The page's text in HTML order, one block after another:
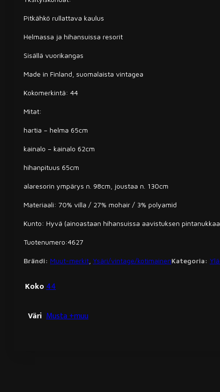
Pitkähkö rullattava kaulus
Helmassa ja hihansuissa resorit
Sisällä vuorikangas
Made in Finland, suomalaista vintagea
Kokomerkintä: 44
Mitat:
hartia – helma 65cm
kainalo – kainalo 62cm
hihanpituus 65cm
alaresorin ympärys n. 98cm, joustaa n. 130cm
Materiaali: 70% villa / 27% mohair / 3% polyamid
Kunto: Hyvä (ainoastaan hihansuissa aavistuksen
Tuotenumero:4627
Brändi: Muut-merkit Ysäri/vintage/kotimainenKategoria:
Koko44
Väri Musta +muu